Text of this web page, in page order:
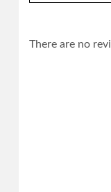
There are no